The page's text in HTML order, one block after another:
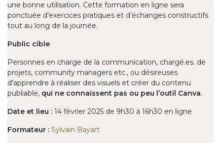
une bonne utilisation. Cette formation en ligne sera
ponctuée d’exercices pratiques et d’échanges constructifs
tout au long de la journée.
Public cible
Personnes en charge de la communication, chargé.es. de
projets, community managers etc., ou désireuses
d’apprendre à réaliser des visuels et créer du contenu
publiable, qui ne connaissent pas ou peu l’outil Canva.
Date et lieu : 14 février 2025 de 9h30 à 16h30 en ligne
Formateur : Sylvain Bayart